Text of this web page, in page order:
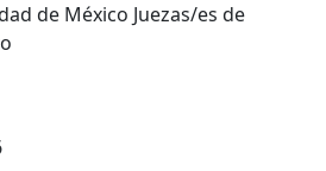
de México Juezas/es de